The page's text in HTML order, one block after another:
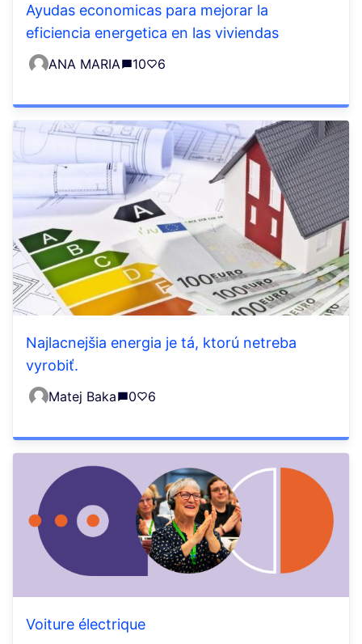
Ayudas economicas para mejorar la
eficiencia energetica en las viviendas
ANA MARIA 10 6
Najlacnejšia energia je tá, ktorú netreba
vyrobiť.
Matej Baka 0 6
Voiture électrique